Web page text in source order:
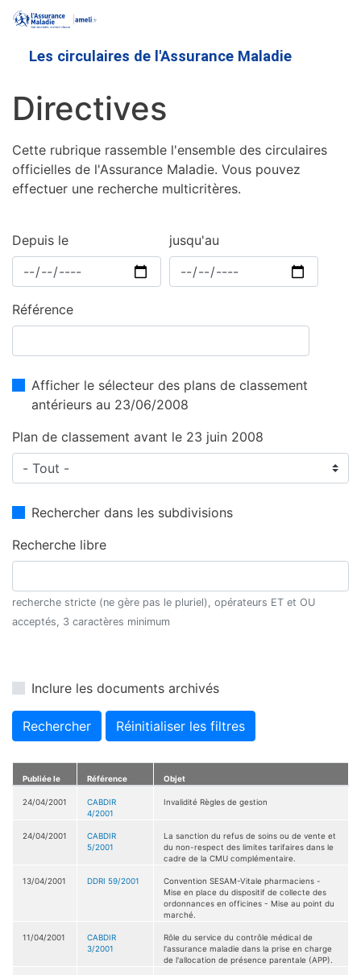
contenu
Les circulaires de l'Assurance Maladie
Directives
Cette rubrique rassemble l'ensemble des circulaires
officielles de l'Assurance Maladie. Vous pouvez
effectuer une recherche multicritères.
Depuis le jusqu'au
Référence
Afficher le sélecteur des plans de classement
antérieurs au 23/06/2008
Plan de classement avant le 23 juin 2008
Rechercher dans les subdivisions
Recherche libre
recherche stricte (ne gère pas le pluriel), opérateurs ET et OU
acceptés, 3 caractères minimum
Inclure les documents archivés
Rechercher Réinitialiser les filtres
Publiée le Référence Objet
24/04/2001
CABDIR
4/2001
Invalidité Règles de gestion
24/04/2001
CABDIR
5/2001
La sanction du refus de soins ou de vente et
du non-respect des limites tarifaires dans le
cadre de la CMU complémentaire.
13/04/2001 DDRI 59/2001
Convention SESAM-Vitale pharmaciens -
Mise en place du dispositif de collecte des
ordonnances en officines - Mise au point du
marché.
11/04/2001
CABDIR
3/2001
Rôle du service du contrôle médical de
l'assurance maladie dans la prise en charge
de l'allocation de présence parentale (APP).